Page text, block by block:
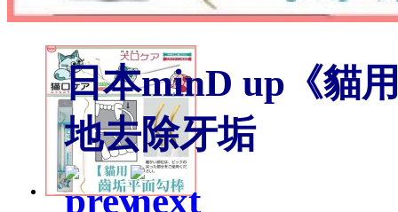
日本minD up《貓
地去除牙垢